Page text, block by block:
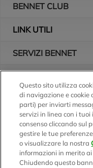
BENNET CLUB
LINK UTILI
SERVIZI BENNET
Logo Bennet
Seguici sui nostri
Scarica l'app
Questo sito utilizza
di navigazione e cookie
parti) per inviarti
servizi in linea con i
consenso cliccando sul
gestire le tue
o visualizzare la nostra
informazioni in merito
Chiudendo questo